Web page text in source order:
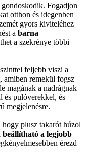
gondoskodik. Fogadjon
otthon és idegenben
gyors kiviteléhez
a barna
a szekrénye többi
feljebb viszi a
amiben remekül fogsz
magának a nadrágnak
pulóverekkel, és
megjelenésre.
plusz takarót húzol
a legjobb
érezd